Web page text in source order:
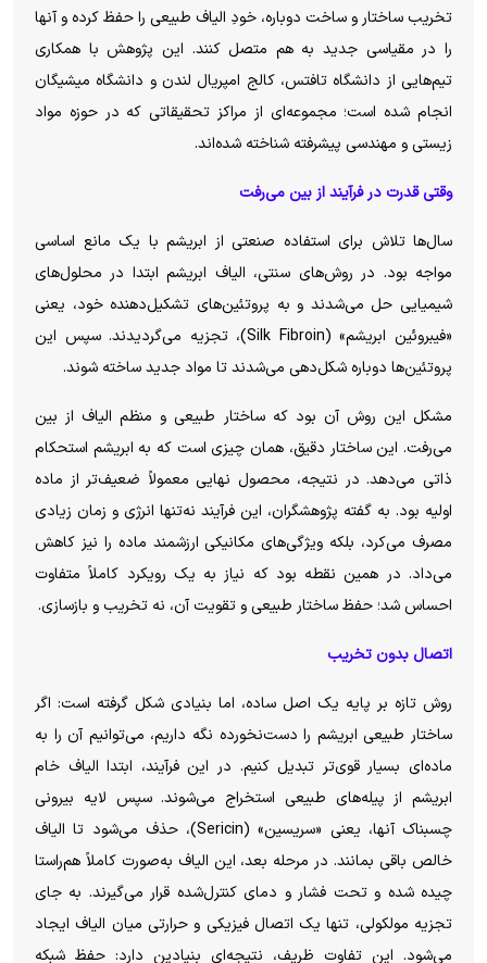
تخریب ساختار و ساخت دوباره، خودِ الیاف طبیعی را حفظ کرده و آنها
را در مقیاسی جدید به هم متصل کنند. این پژوهش با همکاری
تیم‌هایی از دانشگاه تافتس، کالج امپریال لندن و دانشگاه میشیگان
انجام شده است؛ مجموعه‌ای از مراکز تحقیقاتی که در حوزه مواد
زیستی و مهندسی پیشرفته شناخته شده‌اند.
وقتی قدرت در فرآیند از بین می‌رفت
سال‌ها تلاش برای استفاده صنعتی از ابریشم با یک مانع اساسی
مواجه بود. در روش‌های سنتی، الیاف ابریشم ابتدا در محلول‌های
شیمیایی حل می‌شدند و به پروتئین‌های تشکیل‌دهنده خود، یعنی
«فیبروئین ابریشم» (Silk Fibroin)، تجزیه می‌گردیدند. سپس این
پروتئین‌ها دوباره شکل‌دهی می‌شدند تا مواد جدید ساخته شوند.
مشکل این روش آن بود که ساختار طبیعی و منظم الیاف از بین
می‌رفت. این ساختار دقیق، همان چیزی است که به ابریشم استحکام
ذاتی می‌دهد. در نتیجه، محصول نهایی معمولاً ضعیف‌تر از ماده
اولیه بود. به گفته پژوهشگران، این فرآیند نه‌تنها انرژی و زمان زیادی
مصرف می‌کرد، بلکه ویژگی‌های مکانیکی ارزشمند ماده را نیز کاهش
می‌داد. در همین نقطه بود که نیاز به یک رویکرد کاملاً متفاوت
احساس شد؛ حفظ ساختار طبیعی و تقویت آن، نه تخریب و بازسازی.
اتصال بدون تخریب
روش تازه بر پایه یک اصل ساده، اما بنیادی شکل گرفته است: اگر
ساختار طبیعی ابریشم را دست‌نخورده نگه داریم، می‌توانیم آن را به
ماده‌ای بسیار قوی‌تر تبدیل کنیم. در این فرآیند، ابتدا الیاف خام
ابریشم از پیله‌های طبیعی استخراج می‌شوند. سپس لایه بیرونی
چسبناک آنها، یعنی «سریسین» (Sericin)، حذف می‌شود تا الیاف
خالص باقی بمانند. در مرحله بعد، این الیاف به‌صورت کاملاً هم‌راستا
چیده شده و تحت فشار و دمای کنترل‌شده قرار می‌گیرند. به جای
تجزیه مولکولی، تنها یک اتصال فیزیکی و حرارتی میان الیاف ایجاد
می‌شود. این تفاوت ظریف، نتیجه‌ای بنیادین دارد: حفظ شبکه